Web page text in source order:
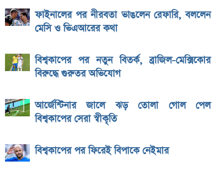
ফাইনালের পর নীরবতা ভাঙলেন রেফারি, বললেন
মেসি ও ভিএআরের কথা
বিশ্বকাপের পর নতুন বিতর্ক, ব্রাজিল-মেক্সিকোর
বিরুদ্ধে গুরুতর অভিযোগ
আর্জেন্টিনার জালে ঝড় তোলা গোল পেল
বিশ্বকাপের সেরা স্বীকৃতি
বিশ্বকাপের পর ফিরেই বিপাকে নেইমার